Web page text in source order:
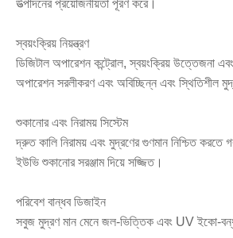
উত্পাদনের প্রয়োজনীয়তা পূরণ করে।
স্বয়ংক্রিয় নিয়ন্ত্রণ
ডিজিটাল অপারেশন কন্ট্রোল, স্বয়ংক্রিয় উত্তেজনা
অপারেশন সরলীকরণ এবং অবিচ্ছিন্ন এবং স্থিতিশীল
শুকানোর এবং নিরাময় সিস্টেম
দ্রুত কালি নিরাময় এবং মুদ্রণের গুণমান নিশ্চিত করতে
ইউভি শুকানোর সরঞ্জাম দিয়ে সজ্জিত।
পরিবেশ বান্ধব ডিজাইন
সবুজ মুদ্রণ মান মেনে জল-ভিত্তিক এবং UV ইকো-